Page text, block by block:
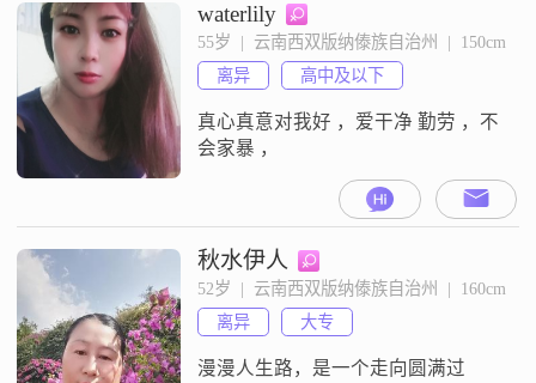
waterlily
55岁  |  云南西双版纳傣族自治州  |  150cm
离异
高中及以下
真心真意对我好 ，爱干净 勤劳 ，不
会家暴 ，
秋水伊人
52岁  |  云南西双版纳傣族自治州  |  160cm
离异
大专
漫漫人生路，是一个走向圆满过